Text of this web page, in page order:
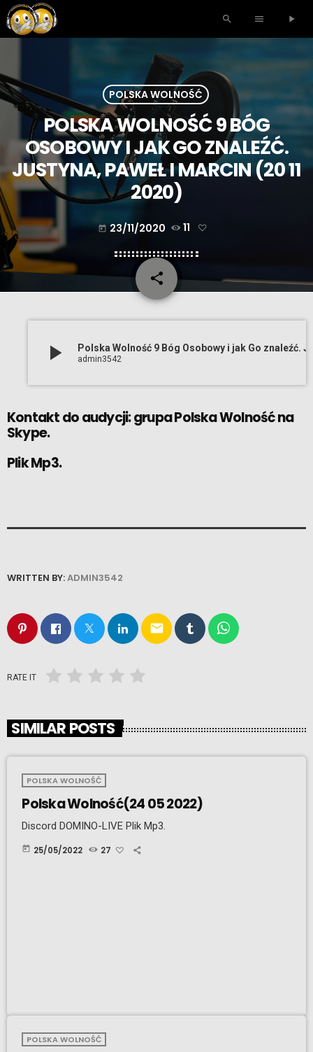
search menu play_arrow
POLSKA WOLNOŚĆ
POLSKA WOLNOŚĆ 9 BÓG
OSOBOWY I JAK GO ZNALEŹĆ.
JUSTYNA, PAWEŁ I MARCIN (20 11
2020)
today 23/11/2020 11
share
email
play_arrow admin3542
Kontakt do audycji: grupaPolska Wolnośćna
Skype.
Plik Mp3.
WRITTEN BY:ADMIN3542
email
RATE IT
SIMILAR POSTS
POLSKA WOLNOŚĆ
Polska Wolność(24 05 2022)
Discord DOMINO-LIVE Plik Mp3.
today 25/05/2022 27
POLSKA WOLNOŚĆ